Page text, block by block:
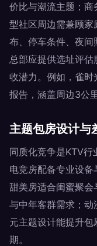
价比与潮流主题；
型社区周边需兼顾
布、停车条件、夜
总部应提供选址评
收潜力。例如，雀
报告，涵盖周边3公
主题包房设计与
同质化竞争是KTV
电竞房配备专业设
甜美房适合闺蜜聚
与中年客群需求；
元主题设计能提升
期。